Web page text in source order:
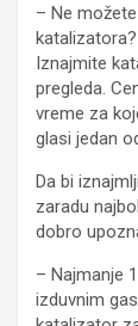
– Ne
Iznajmite
pregleda.
vreme za
glasi jedan
Da bi
zaradu
dobro
– Najmanje
izduvnim